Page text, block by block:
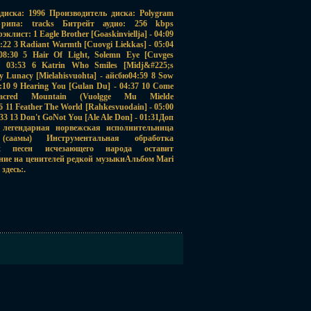
1996 Производитель диска: Polygram
tracks Битрейт аудио: 256 kbps
1 Eagle Brother [Goaskinviellja] - 04:09
3 Radiant Warmth [Cuovgi Liekkas] - 05:04
5 Hair Of Light, Solemn Eye [Cuvges
03:53 6 Katrin Who Smiles [Midj&#225;s
[Mielahisvuohta] - айсбю04:59 8 Sow
9 Hearing You [Gulan Du] - 04:37 10 Come
Mountain (Vuolgge Mu Mielde
11 Feather The World [Rahkesvuodain] - 05:00
13 Don't GoNot You [Ale Ale Don] - 01:31Доп
норвежская исполнительница
Инструментальная обработка
песен исчезающего народа оставит
на ценителей редкой музыкиАльбом Mari